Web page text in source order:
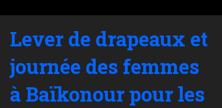
Lever de drapeaux et
journée des femmes
à Baïkonour pour les